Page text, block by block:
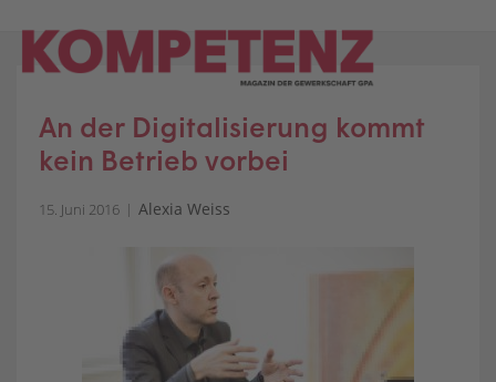
content
An der Digitalisierung kommt
kein Betrieb vorbei
15. Juni 2016 Alexia Weiss